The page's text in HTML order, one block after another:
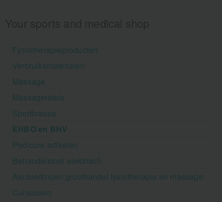
Fysiotherapieproducten
Verbruiksmaterialen
Massage
Massagetafels
Sportbraces
EHBO en BHV
Pedicure artikelen
Behandelstoel elektrisch
Aanbiedingen groothandel fysiotherapie en massage
Cursussen